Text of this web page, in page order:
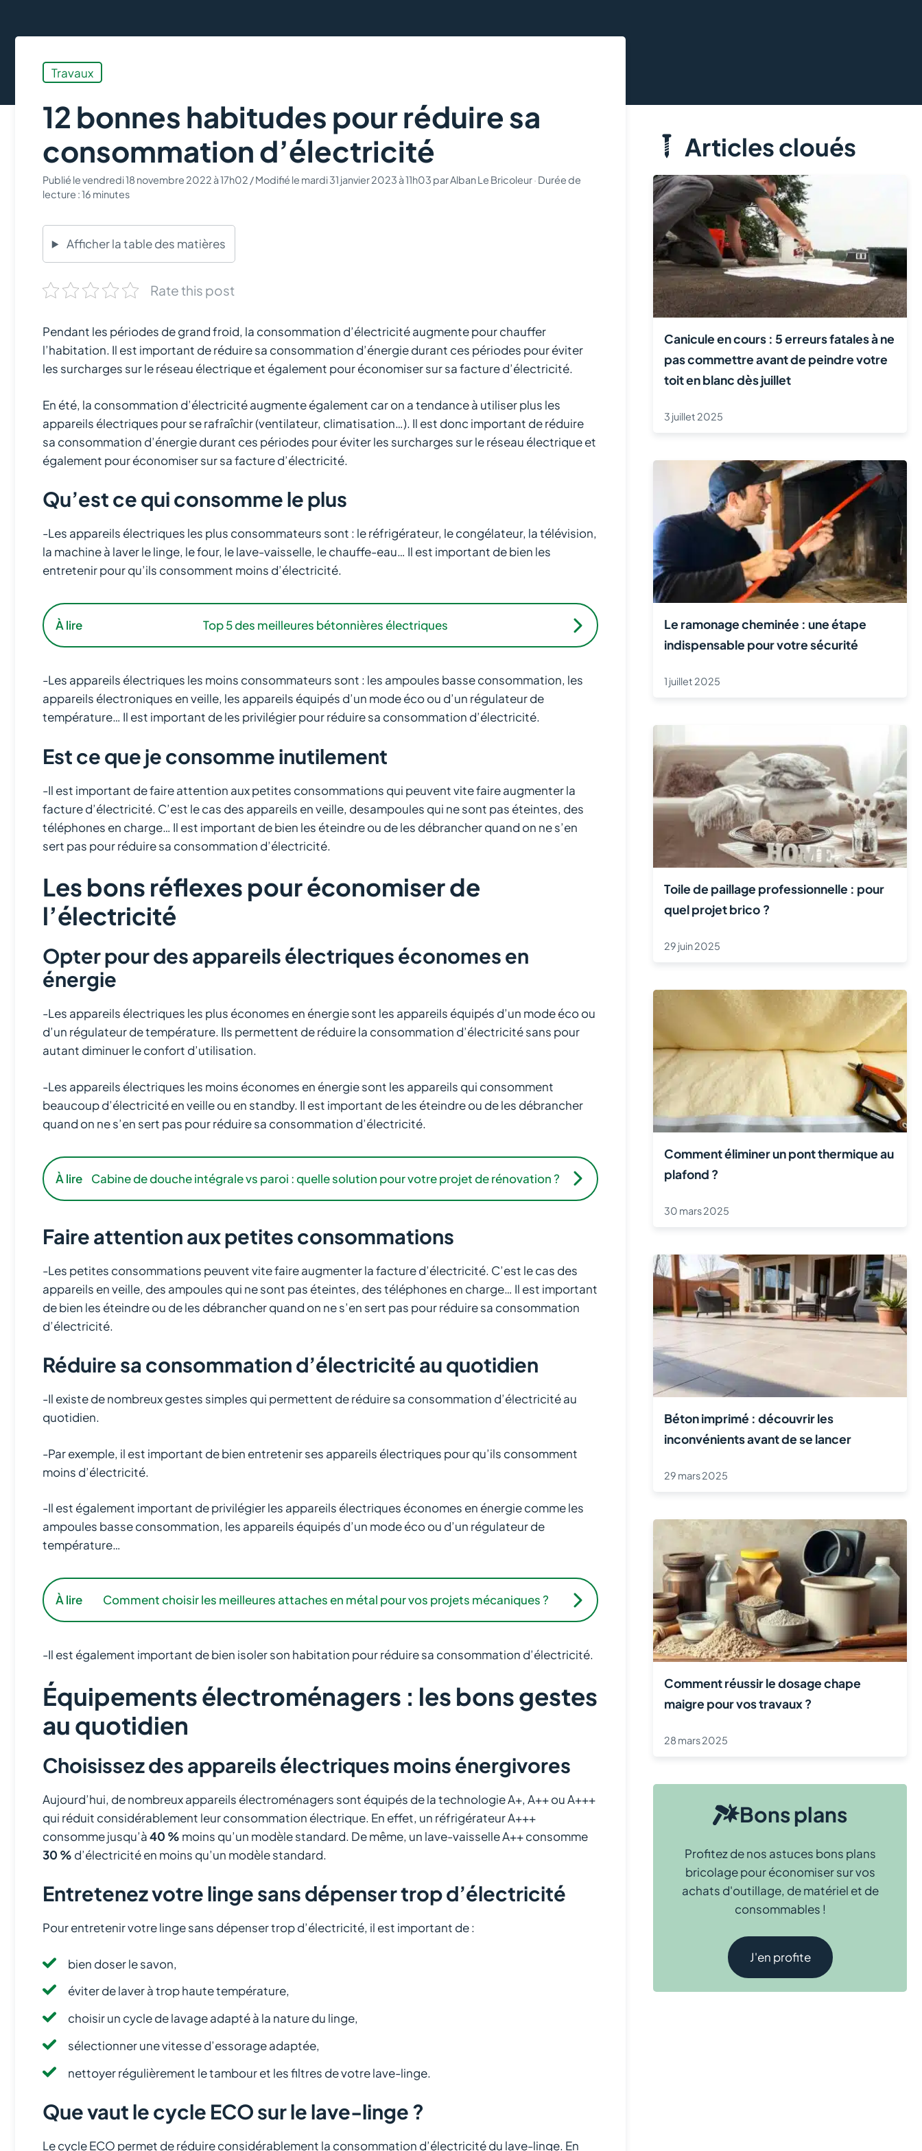
Travaux
12 bonnes habitudes pour réduire sa
consommation d’électricité
Publié levendredi 18 novembre 2022 à 17h02 / Modifié le mardi 31 janvier 2023 à 11h03 parAlban Le Bricoleur· Durée de
lecture : 16 minutes
Afficher la table des matières
Rate this post
Pendant les périodes de grand froid, la consommation d’électricité augmente pour chauffer
l’habitation. Il est important de réduire sa consommation d’énergie durant ces périodes pour éviter
les surcharges sur le réseau électrique et également pour économiser sur sa facture d’électricité.
En été, la consommation d’électricité augmente également car on a tendance à utiliser plus les
appareils électriques pour se rafraîchir (ventilateur, climatisation…). Il est donc important de réduire
sa consommation d’énergie durant ces périodes pour éviter les surcharges sur le réseau électrique et
également pour économiser sur sa facture d’électricité.
Qu’est ce qui consomme le plus
-Les appareils électriques les plus consommateurs sont : le réfrigérateur, le congélateur, la télévision,
la machine à laver le linge, le four, le lave-vaisselle, le chauffe-eau… Il est important de bien les
entretenir pour qu’ils consomment moins d’électricité.
À lire Top 5 des meilleures bétonnières électriques
-Les appareils électriques les moins consommateurs sont : les ampoules basse consommation, les
appareils électroniques en veille, les appareils équipés d’un mode éco ou d’un régulateur de
température… Il est important de les privilégier pour réduire sa consommation d’électricité.
Est ce que je consomme inutilement
-Il est important de faire attention aux petites consommations qui peuvent vite faire augmenter la
facture d’électricité. C’est le cas des appareils en veille, desampoules qui ne sont pas éteintes, des
téléphones en charge… Il est important de bien les éteindre ou de les débrancher quand on ne s’en
sert pas pour réduire sa consommation d’électricité.
Les bons réflexes pour économiser de
l’électricité
Opter pour des appareils électriques économes en
énergie
-Les appareils électriques les plus économes en énergie sont les appareils équipés d’un mode éco ou
d’un régulateur de température. Ils permettent de réduire la consommation d’électricité sans pour
autant diminuer le confort d’utilisation.
-Les appareils électriques les moins économes en énergie sont les appareils qui consomment
beaucoup d’électricité en veille ou en standby. Il est important de les éteindre ou de les débrancher
quand on ne s’en sert pas pour réduire sa consommation d’électricité.
À lire Cabine de douche intégrale vs paroi : quelle solution pour votre projet de rénovation ?
Faire attention aux petites consommations
-Les petites consommations peuvent vite faire augmenter la facture d’électricité. C’est le cas des
appareils en veille, des ampoules qui ne sont pas éteintes, des téléphones en charge… Il est important
de bien les éteindre ou de les débrancher quand on ne s’en sert pas pour réduire sa consommation
d’électricité.
Réduire sa consommation d’électricité au quotidien
-Il existe de nombreux gestes simples qui permettent de réduire sa consommation d’électricité au
quotidien.
-Par exemple, il est important de bien entretenir ses appareils électriques pour qu’ils consomment
moins d’électricité.
-Il est également important de privilégier les appareils électriques économes en énergie comme les
ampoules basse consommation, les appareils équipés d’un mode éco ou d’un régulateur de
température…
À lire Comment choisir les meilleures attaches en métal pour vos projets mécaniques ?
-Il est également important de bien isoler son habitation pour réduire sa consommation d’électricité.
Équipements électroménagers : les bons gestes
au quotidien
Choisissez des appareils électriques moins énergivores
Aujourd’hui, de nombreux appareils électroménagers sont équipés de la technologie A+, A++ ou A+++
qui réduit considérablement leur consommation électrique. En effet, un réfrigérateur A+++
consomme jusqu’à40 % moins qu’un modèle standard. De même, un lave-vaisselle A++ consomme
30 % d’électricité en moins qu’un modèle standard.
Entretenez votre linge sans dépenser trop d’électricité
Pour entretenir votre linge sans dépenser trop d’électricité, il est important de :
bien doser le savon,
éviter de laver à trop haute température,
choisir un cycle de lavage adapté à la nature du linge,
sélectionner une vitesse d’essorage adaptée,
nettoyer régulièrement le tambour et les filtres de votre lave-linge.
Que vaut le cycle ECO sur le lave-linge ?
Le cycle ECO permet de réduire considérablement la consommation d’électricité du lave-linge. En
Articles cloués
Canicule en cours : 5 erreurs fatales à ne
pas commettre avant de peindre votre
toit en blanc dès juillet
3 juillet 2025
Le ramonage cheminée : une étape
indispensable pour votre sécurité
1 juillet 2025
Toile de paillage professionnelle : pour
quel projet brico ?
29 juin 2025
Comment éliminer un pont thermique au
plafond ?
30 mars 2025
Béton imprimé : découvrir les
inconvénients avant de se lancer
29 mars 2025
Comment réussir le dosage chape
maigre pour vos travaux ?
28 mars 2025
Bons plans
Profitez de nos astuces bons plans
bricolage pour économiser sur vos
achats d'outillage, de matériel et de
consommables !
J'en profite